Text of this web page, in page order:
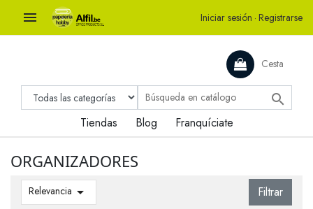
 Iniciar sesión · Registrarse
Cesta

Tiendas Blog Franquíciate
ORGANIZADORES
Relevancia  Filtrar